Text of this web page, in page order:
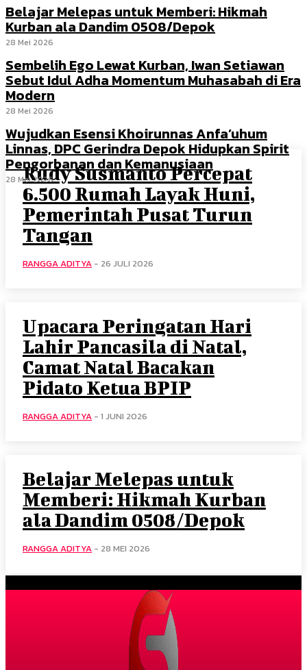
Belajar Melepas untuk Memberi: Hikmah
Kurban ala Dandim 0508/Depok
28 Mei 2026
Sembelih Ego Lewat Kurban, Iwan Setiawan
Sebut Idul Adha Momentum Muhasabah di Era
Modern
28 Mei 2026
Wujudkan Esensi Khoirunnas Anfa’uhum
Linnas, DPC Gerindra Depok Hidupkan Spirit
Pengorbanan dan Kemanusiaan
28 Mei 2026
Rudy Susmanto Percepat
6.500 Rumah Layak Huni,
Pemerintah Pusat Turun
Tangan
RANGGA ADITYA - 26 JULI 2026
Upacara Peringatan Hari
Lahir Pancasila di Natal,
Camat Natal Bacakan
Pidato Ketua BPIP
RANGGA ADITYA - 1 JUNI 2026
Belajar Melepas untuk
Memberi: Hikmah Kurban
ala Dandim 0508/Depok
RANGGA ADITYA - 28 MEI 2026